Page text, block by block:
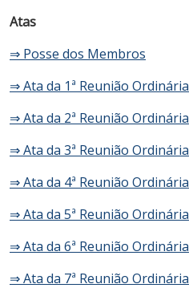
Atas
⇒ Posse dos Membros
⇒ Ata da 1ª Reunião Ordinária
⇒ Ata da 2ª Reunião Ordinária
⇒ Ata da 3ª Reunião Ordinária
⇒ Ata da 4ª Reunião Ordinária
⇒ Ata da 5ª Reunião Ordinária
⇒ Ata da 6ª Reunião Ordinária
⇒ Ata da 7ª Reunião Ordinária